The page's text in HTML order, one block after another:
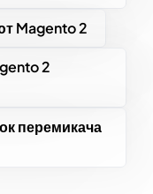
Magento 2
2
перемикача